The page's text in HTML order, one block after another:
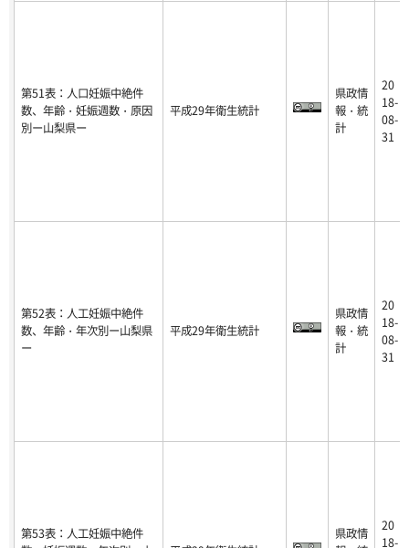
第51表：人口妊娠中絶件
数、年齢・妊娠週数・原因
別ー山梨県ー
平成29年衛生統計
県政情
報・統
計
20
18-
08-
31
第52表：人工妊娠中絶件
数、年齢・年次別ー山梨県
ー
平成29年衛生統計
県政情
報・統
計
20
18-
08-
31
第53表：人工妊娠中絶件
県政情
20
18-